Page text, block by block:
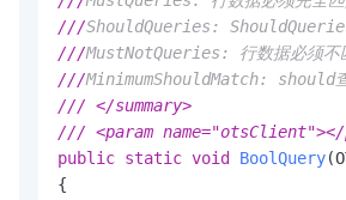
///ShouldQueries: ShouldQueries
///MustNotQueries: 行数据必须不
///MinimumShouldMatch: should
/// </summary>
/// <param name="otsClient"></
public static void BoolQuery(
{